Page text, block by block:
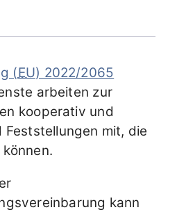
(EU) 2022/2065
arbeiten zur
kooperativ und
mit, die
kann